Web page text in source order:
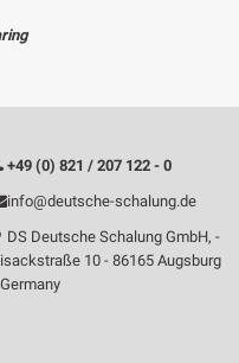
+49 (0) 821 / 207 122 - 0
info@deutsche-schalung.de
DS Deutsche Schalung GmbH, -
10 - 86165 Augsburg